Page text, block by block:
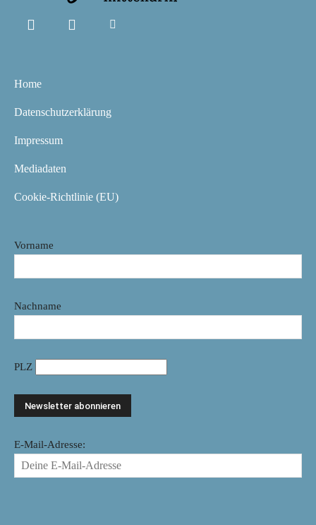
Home
Datenschutzerklärung
Impressum
Mediadaten
Cookie-Richtlinie (EU)
Vorname
Nachname
PLZ
E-Mail-Adresse: